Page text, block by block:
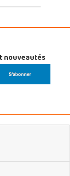
nouveautés